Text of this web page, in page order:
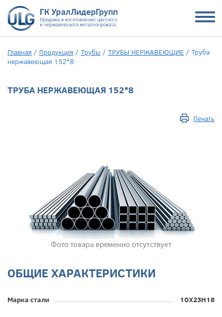
Главная / Продукция / Трубы / ТРУБЫ НЕРЖАВЕЮЩИЕ / Труба
нержавеющая 152*8
ТРУБА НЕРЖАВЕЮЩАЯ 152*8
Печать
ОБЩИЕ ХАРАКТЕРИСТИКИ
Марка стали 10Х23Н18